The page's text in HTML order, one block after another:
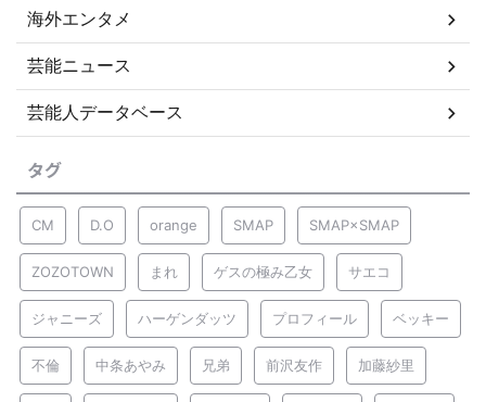
海外エンタメ
芸能ニュース
芸能人データベース
タグ
CM D.O orange SMAP SMAP×SMAP
ZOZOTOWN まれ ゲスの極み乙女 サエコ
ジャニーズ ハーゲンダッツ プロフィール ベッキー
不倫 中条あやみ 兄弟 前沢友作 加藤紗里